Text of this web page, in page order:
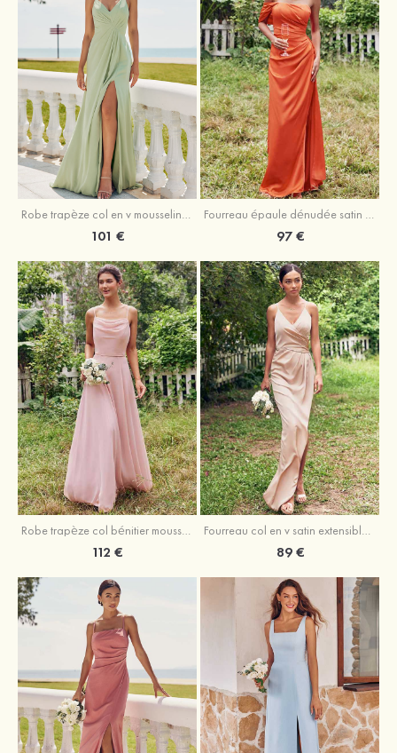
Robe trapèze col en v mousseline ras du sol robe de demoiselle d'honneur
101 €
Fourreau épaule dénudée satin extensible ras du sol robe de demoiselle d'honneur
97 €
Robe trapèze col bénitier mousseline ras du sol robe de demoiselle d'honneur
112 €
Fourreau col en v satin extensible asymétrique robe de demoiselle d'honneur
89 €